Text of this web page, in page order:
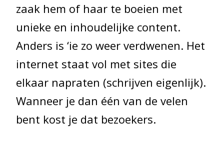
zaak hem of haar te boeien met
unieke en inhoudelijke content.
Anders is ‘ie zo weer verdwenen. Het
internet staat vol met sites die
elkaar napraten (schrijven eigenlijk).
Wanneer je dan één van de velen
bent kost je dat bezoekers.